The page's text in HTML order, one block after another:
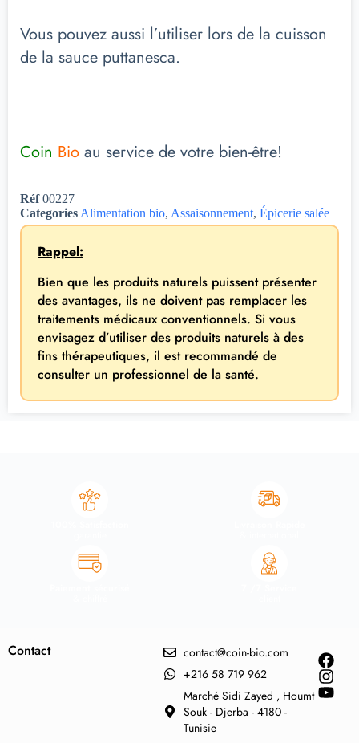
Vous pouvez aussi l’utiliser lors de la cuisson
de la sauce puttanesca.
Coin Bio au service de votre bien-être!
Réf00227
Categories Alimentation bio, Assaisonnement, Épicerie salée
Rappel:
Bien que les produits naturels puissent présenter
des avantages, ils ne doivent pas remplacer les
traitements médicaux conventionnels. Si vous
envisagez d’utiliser des produits naturels à des
fins thérapeutiques, il est recommandé de
consulter un professionnel de la santé.
Contact
contact@coin-bio.com
+216 58 719 962
Marché Sidi Zayed , Houmt
Souk - Djerba - 4180 -
Tunisie